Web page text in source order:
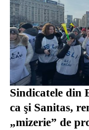
Sindicatele din
ca şi Sanitas,
„mizerie” de